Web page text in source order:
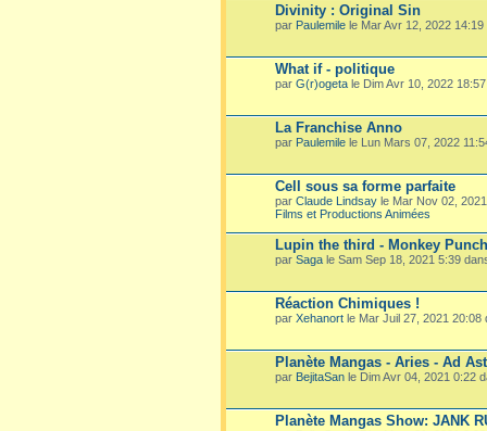
Divinity : Original Sin
par Paulemile le Mar Avr 12, 2022
What if - politique
par G(r)ogeta le Dim Avr 10, 2022
La Franchise Anno
par Paulemile le Lun Mars 07, 2022
Cell sous sa forme parfaite
par Claude Lindsay le Mar Nov 02,
Films et Productions Animées
Lupin the third - Monkey Punch
par Saga le Sam Sep 18, 2021 5:39
Réaction Chimiques !
par Xehanort le Mar Juil 27, 2021
Planète Mangas - Aries - Ad
par BejitaSan le Dim Avr 04, 2021 0:22
Planète Mangas Show: JANK